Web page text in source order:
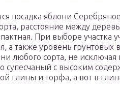
посадка яблони
расстояние между
При выборе участка
а также уровень
любого сорта, не
супесчаный с высоким
глины и торфа, а вот в